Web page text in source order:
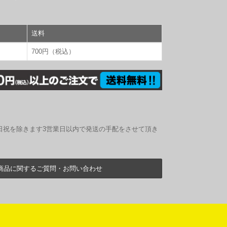
送料
700円（税込）
を除きます3営業日以内で発送の手配をさせて頂き
品に関するご質問・お問い合わせ